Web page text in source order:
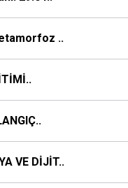
..
VE DİJİT..